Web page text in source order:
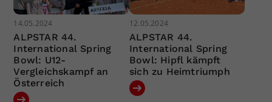
14.05.2024
ALPSTAR 44.
International Spring
Bowl: U12-
Vergleichskampf an
Österreich
12.05.2024
ALPSTAR 44.
International Spring
Bowl: Hipfl kämpft
sich zu Heimtriumph